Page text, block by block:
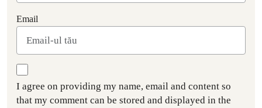
Email
I agree on providing my name, email and content so
that my comment can be stored and displayed in the